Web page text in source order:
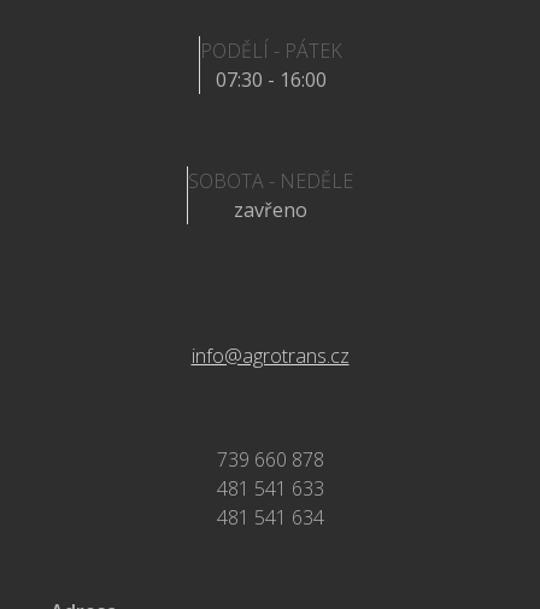
PODĚLÍ - PÁTEK
07:30 - 16:00
SOBOTA - NEDĚLE
zavřeno
info@agrotrans.cz
739 660 878
481 541 633
481 541 634